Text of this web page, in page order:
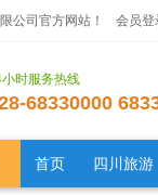
公司官方网站！ 会员登
时服务热线
68330000
首页 四川旅游